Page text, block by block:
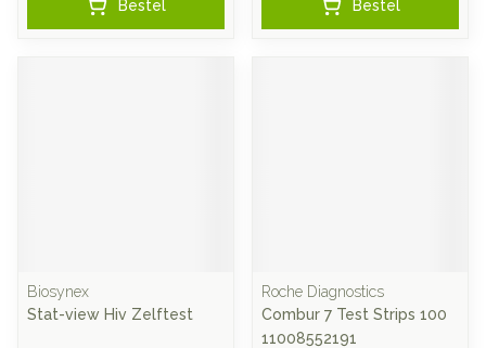
Bestel Bestel
Biosynex
Stat-view Hiv Zelftest
Roche Diagnostics
Combur 7 Test Strips 100
11008552191